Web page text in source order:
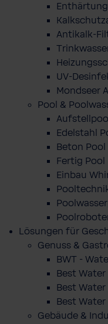
Antikalk-
UV-
Mondseer
Pool &
Edelstahl
Beton Pool
Fertig Pool
Einbau
Lösungen für
Genuss &
BWT -
Best Water
Best
Best Water
Gebäude &